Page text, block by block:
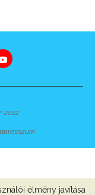
2022
élmény javítása